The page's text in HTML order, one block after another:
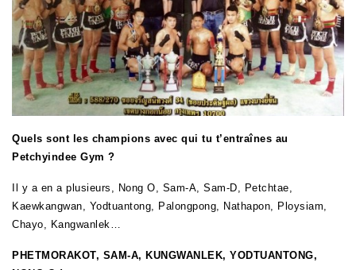
Quels sont les champions avec qui tu t’entraînes au
Petchyindee Gym ?
Il y a en a plusieurs, Nong O, Sam-A, Sam-D, Petchtae,
Kaewkangwan, Yodtuantong, Palongpong, Nathapon, Ploysiam,
Chayo, Kangwanlek…
PHETMORAKOT, SAM-A, KUNGWANLEK, YODTUANTONG,